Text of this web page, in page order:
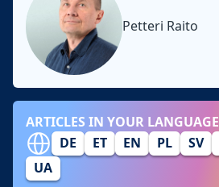
Petteri Raito
ARTICLES IN YOUR LANGUAGE
DE
ET EN PL SV
UA